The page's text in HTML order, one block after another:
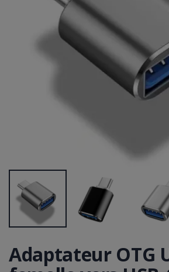
Adaptateur OTG